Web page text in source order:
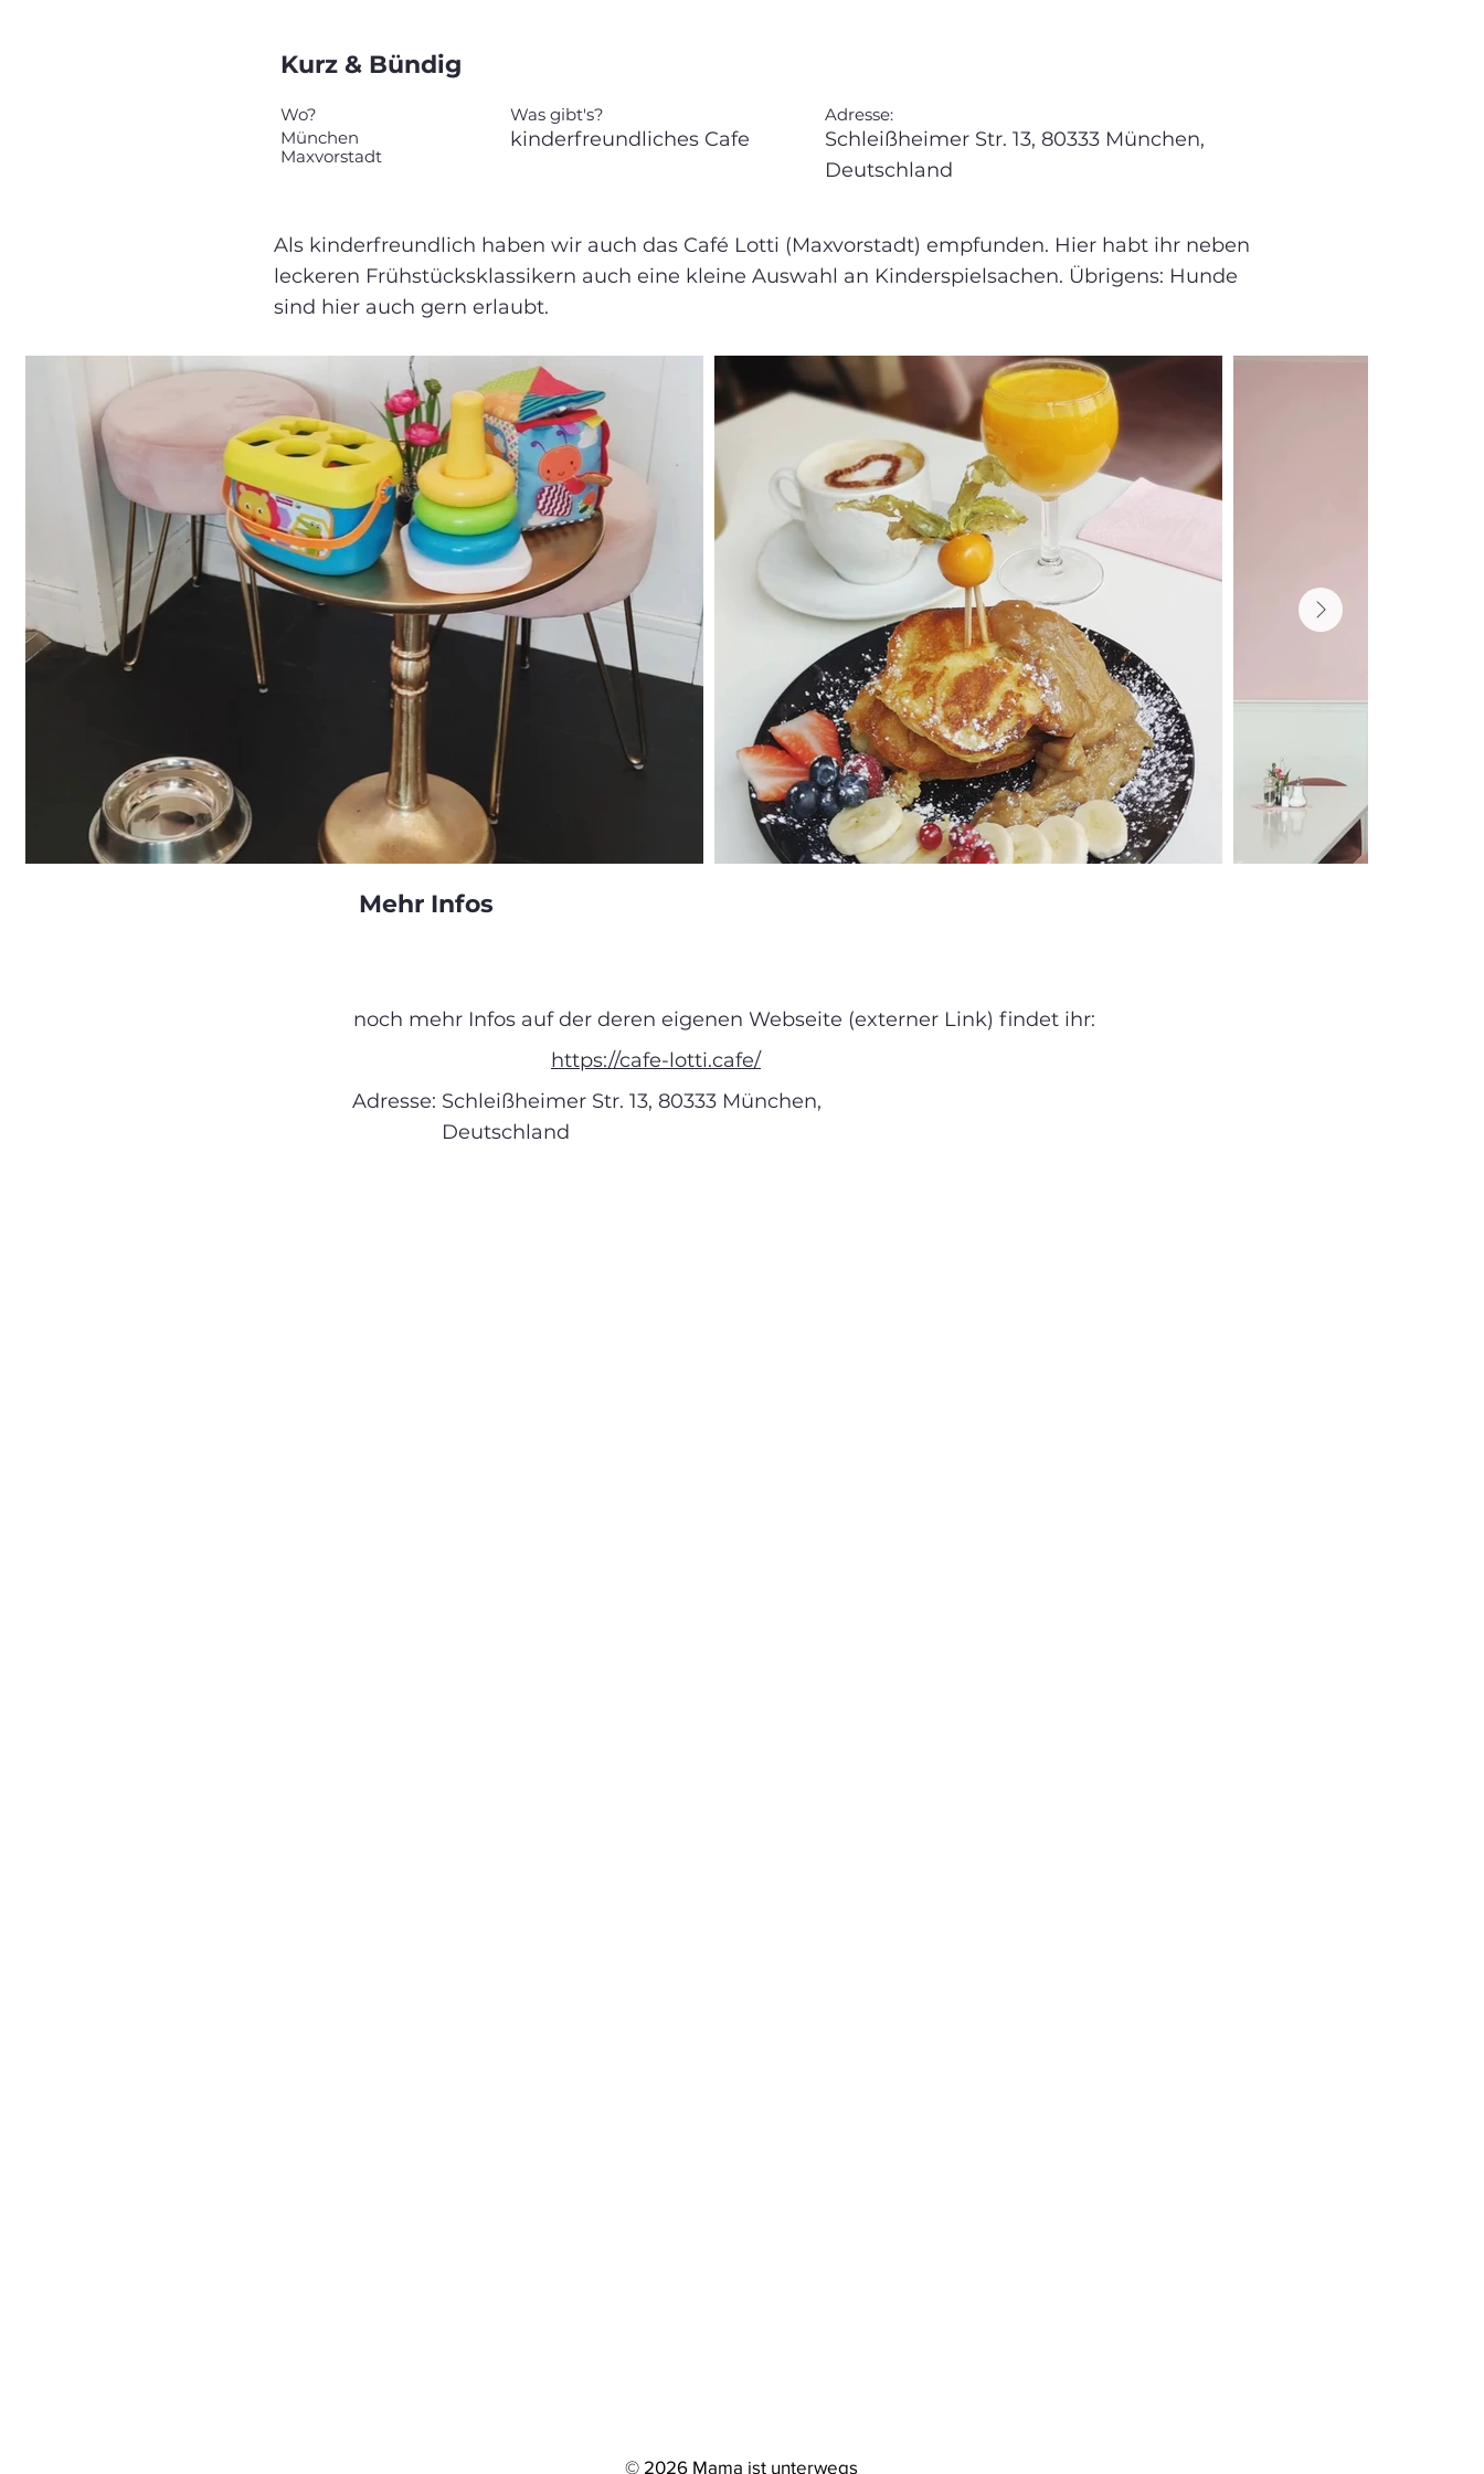
Kurz & Bündig
Wo? Was gibt's? Adresse:
kinderfreundliches Cafe
München
Maxvorstadt
Schleißheimer Str. 13, 80333 München,
Deutschland
Als kinderfreundlich haben wir auch das Café Lotti (Maxvorstadt) empfunden. Hier habt ihr neben
leckeren Frühstücksklassikern auch eine kleine Auswahl an Kinderspielsachen. Übrigens: Hunde
sind hier auch gern erlaubt.
Mehr Infos
noch mehr Infos auf der deren eigenen Webseite (externer Link) findet ihr:
https://cafe-lotti.cafe/
Adresse: Schleißheimer Str. 13, 80333 München,
Deutschland
© 2026 Mama ist unterwegs